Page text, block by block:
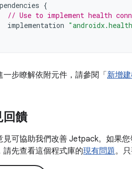
{
// Use to implement health
implementation
一步瞭解依附元件，請參閱「 新增
回饋
見可協助我們改善 Jetpack。如果
請先查看這個程式庫的現有問題。